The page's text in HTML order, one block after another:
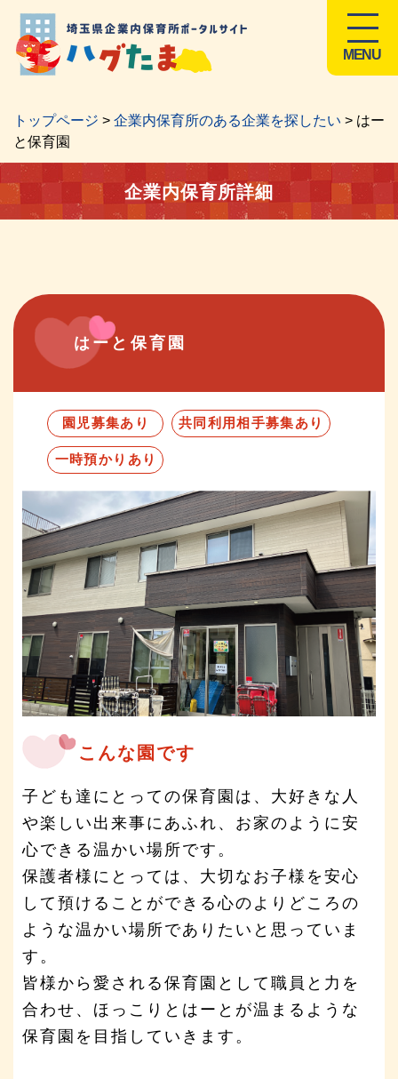
MENU
トップページ > 企業内保育所のある企業を探したい > はー
と保育園
企業内保育所詳細
はーと保育園
園児募集あり 共同利用相手募集あり
一時預かりあり
こんな園です
子ども達にとっての保育園は、大好きな人
や楽しい出来事にあふれ、お家のように安
心できる温かい場所です。
保護者様にとっては、大切なお子様を安心
して預けることができる心のよりどころの
ような温かい場所でありたいと思っていま
す。
皆様から愛される保育園として職員と力を
合わせ、ほっこりとはーとが温まるような
保育園を目指していきます。